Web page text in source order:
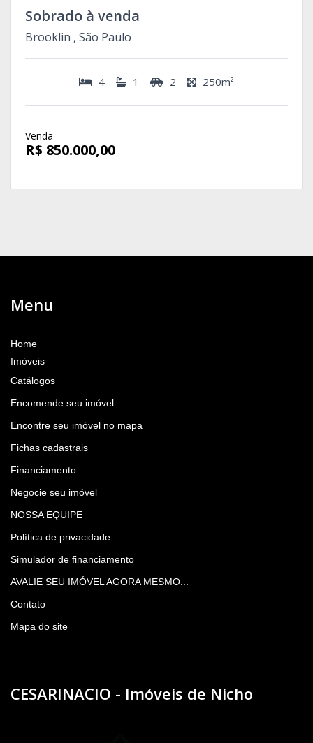
Sobrado à venda
Brooklin , São Paulo
4 1 2 250m²
Venda
R$ 850.000,00
Menu
Home
Imóveis
Catálogos
Encomende seu imóvel
Encontre seu imóvel no mapa
Fichas cadastrais
Financiamento
Negocie seu imóvel
NOSSA EQUIPE
Política de privacidade
Simulador de financiamento
AVALIE SEU IMÓVEL AGORA MESMO...
Contato
Mapa do site
CESARINACIO - Imóveis de Nicho